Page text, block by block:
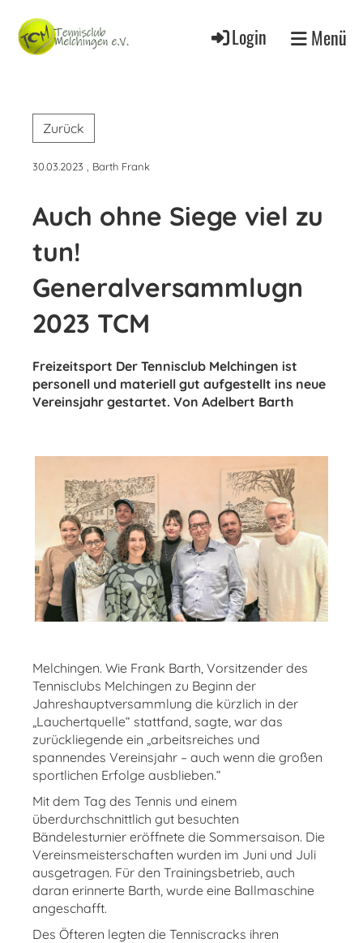
Login Menü
Zurück
30.03.2023 , Barth Frank
Auch ohne Siege viel zu
tun!
Generalversammlugn
2023 TCM
Freizeitsport Der Tennisclub Melchingen ist
personell und materiell gut aufgestellt ins neue
Vereinsjahr gestartet. Von Adelbert Barth
Melchingen. Wie Frank Barth, Vorsitzender des
Tennisclubs Melchingen zu Beginn der
Jahreshauptversammlung die kürzlich in der
„Lauchertquelle“ stattfand, sagte, war das
zurückliegende ein „arbeitsreiches und
spannendes Vereinsjahr – auch wenn die großen
sportlichen Erfolge ausblieben.“
Mit dem Tag des Tennis und einem
überdurchschnittlich gut besuchten
Bändelesturnier eröffnete die Sommersaison. Die
Vereinsmeisterschaften wurden im Juni und Juli
ausgetragen. Für den Trainingsbetrieb, auch
daran erinnerte Barth, wurde eine Ballmaschine
angeschafft.
Des Öfteren legten die Tenniscracks ihren